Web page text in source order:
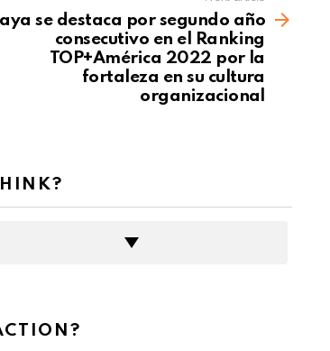
se destaca por segundo año
consecutivo en el Ranking
TOP+América 2022 por la
fortaleza en su cultura
organizacional